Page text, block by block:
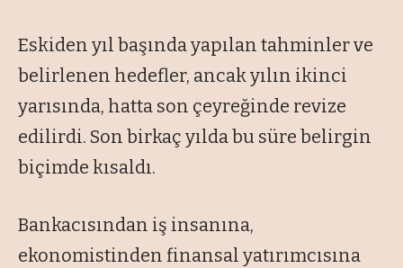
Eskiden yıl başında yapılan tahminler ve
belirlenen hedefler, ancak yılın ikinci
yarısında, hatta son çeyreğinde revize
edilirdi. Son birkaç yılda bu süre belirgin
biçimde kısaldı.
Bankacısından iş insanına,
ekonomistinden finansal yatırımcısına